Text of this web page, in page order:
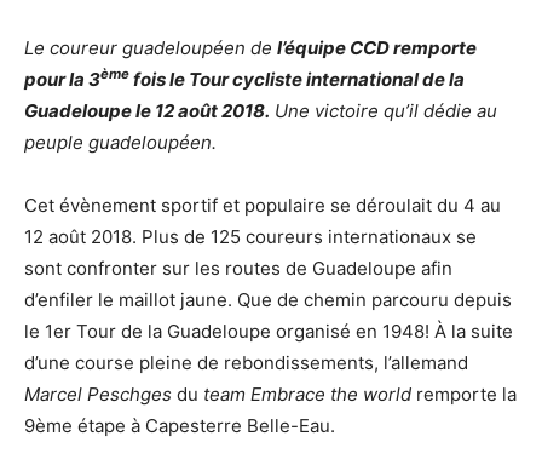
Le coureur guadeloupéen de l’équipe CCD remporte
pour la 3ème fois le Tour cycliste international de la
Guadeloupe le 12 août 2018. Une victoire qu’il dédie au
peuple guadeloupéen.
Cet évènement sportif et populaire se déroulait du 4 au
12 août 2018. Plus de 125 coureurs internationaux se
sont confronter sur les routes de Guadeloupe afin
d’enfiler le maillot jaune. Que de chemin parcouru depuis
le 1er Tour de la Guadeloupe organisé en 1948! À la suite
d’une course pleine de rebondissements, l’allemand
Marcel Peschges du team Embrace the world remporte la
9ème étape à Capesterre Belle-Eau.